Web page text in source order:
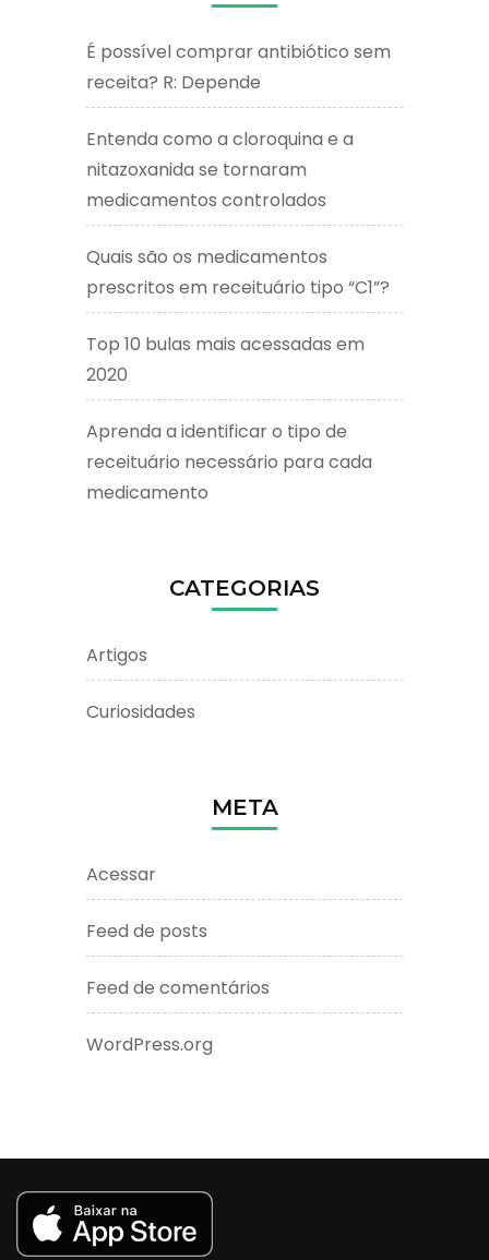
É possível comprar antibiótico sem
receita? R: Depende
Entenda como a cloroquina e a
nitazoxanida se tornaram
medicamentos controlados
Quais são os medicamentos
prescritos em receituário tipo “C1”?
Top 10 bulas mais acessadas em
2020
Aprenda a identificar o tipo de
receituário necessário para cada
medicamento
CATEGORIAS
Artigos
Curiosidades
META
Acessar
Feed de posts
Feed de comentários
WordPress.org